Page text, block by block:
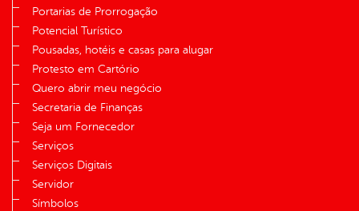
Portarias de Prorrogação
Potencial Turístico
Pousadas, hotéis e casas para alugar
Protesto em Cartório
Quero abrir meu negócio
Secretaria de Finanças
Seja um Fornecedor
Serviços
Serviços Digitais
Servidor
Símbolos